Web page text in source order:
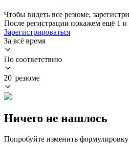
Чтобы видеть все резюме,
После регистрации покажем ещё 1 и
Зарегистрироваться
За всё время
По соответствию
20 резюме
Ничего не нашлось
Попробуйте изменить